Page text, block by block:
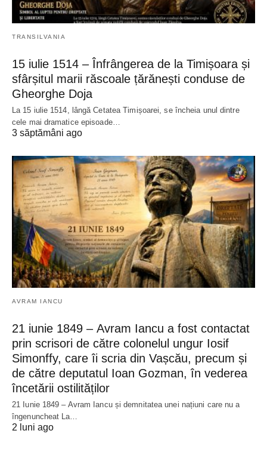
TRANSILVANIA
15 iulie 1514 – Înfrângerea de la Timișoara și
sfârșitul marii răscoale țărănești conduse de
Gheorghe Doja
La 15 iulie 1514, lângă Cetatea Timișoarei, se încheia unul dintre
cele mai dramatice episoade…
3 săptămâni ago
AVRAM IANCU
21 iunie 1849 – Avram Iancu a fost contactat
prin scrisori de către colonelul ungur Iosif
Simonffy, care îi scria din Vașcău, precum și
de către deputatul Ioan Gozman, în vederea
încetării ostilităților
21 Iunie 1849 – Avram Iancu și demnitatea unei națiuni care nu a
îngenuncheat La…
2 luni ago